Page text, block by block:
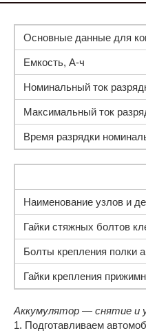
Основные данные для
Емкость, А-ч
Номинальный ток
Максимальный ток
Время разрядки
Наименование узлов и
Гайки стяжных болтов
Болты крепления полки
Гайки крепления
Аккумулятор — снятие и
1. Подготавливаем